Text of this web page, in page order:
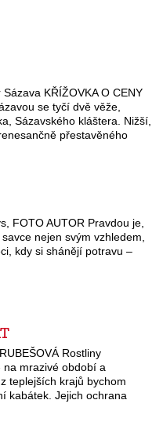
KŘÍŽOVKA O CENY
se tyčí dvě věže,
Sázavského kláštera. Nižší,
přestavěného
FOTO AUTOR Pravdou je,
nejen svým vzhledem,
kdy si shánějí potravu –
Rostliny
mrazivé období a
teplejších krajů bychom
kabátek. Jejich ochrana